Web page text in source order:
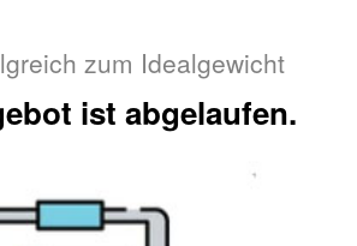
zum Idealgewicht
ist abgelaufen.